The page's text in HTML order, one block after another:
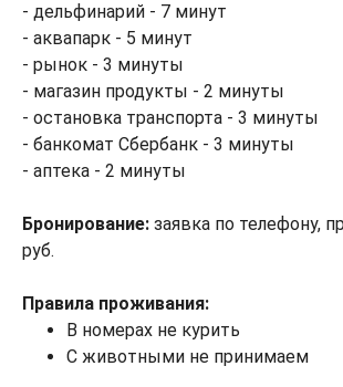
- дельфинарий - 7 минут
- аквапарк - 5 минут
- рынок - 3 минуты
- магазин продукты - 2 минуты
- остановка транспорта - 3 минуты
- банкомат Сбербанк - 3 минуты
- аптека - 2 минуты
Бронирование: заявка по телефону,
руб.
Правила проживания:
В номерах не курить
С животными не принимаем